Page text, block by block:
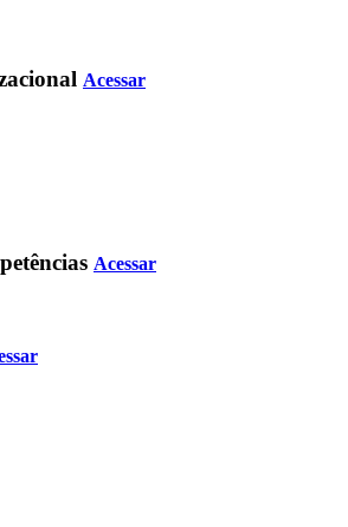
Acessar
Acessar